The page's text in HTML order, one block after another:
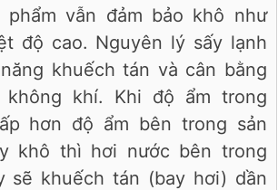
phẩm vẫn đảm bảo khô như
độ cao. Nguyên lý sấy lạnh
khuếch tán và cân bằng
khí. Khi độ ẩm trong
hơn độ ẩm bên trong sản
khô thì hơi nước bên trong
sẽ khuếch tán (bay hơi) dần